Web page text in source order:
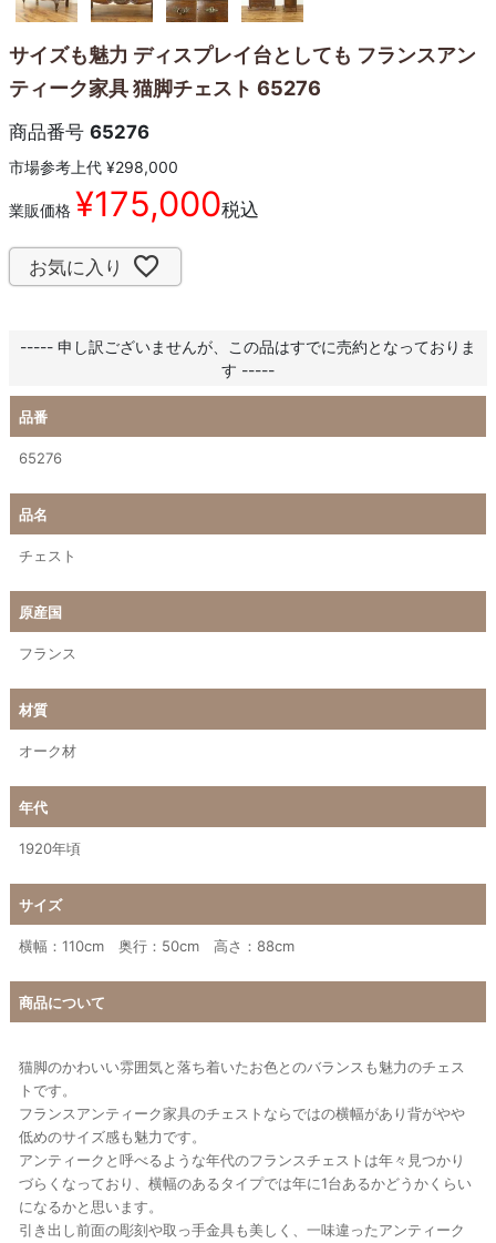
サイズも魅力 ディスプレイ台としても フランスアン
ティーク家具 猫脚チェスト 65276
商品番号 65276
市場参考上代 ¥298,000
業販価格 ¥175,000税込
お気に入り
----- 申し訳ございませんが、この品はすでに売約となっておりま
す -----
品番
65276
品名
チェスト
原産国
フランス
材質
オーク材
年代
1920年頃
サイズ
横幅：110cm 奥行：50cm 高さ：88cm
商品について
猫脚のかわいい雰囲気と落ち着いたお色とのバランスも魅力のチェス
トです。
フランスアンティーク家具のチェストならではの横幅があり背がやや
低めのサイズ感も魅力です。
アンティークと呼べるような年代のフランスチェストは年々見つかり
づらくなっており、横幅のあるタイプでは年に1台あるかどうかくらい
になるかと思います。
引き出し前面の彫刻や取っ手金具も美しく、一味違ったアンティーク